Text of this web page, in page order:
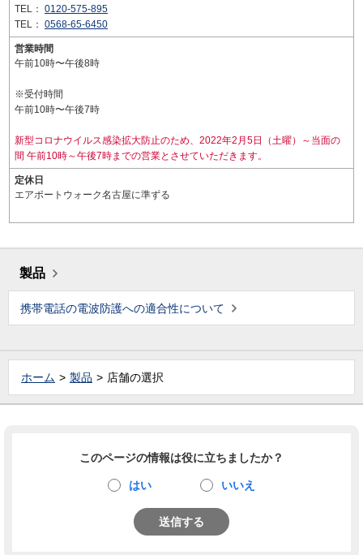
TEL： 0120-575-895
TEL： 0568-65-6450
営業時間
午前10時〜午後8時
※受付時間
午前10時〜午後7時
新型コロナウイルス感染拡大防止のため、2022年2月5日（土曜）～当面の
間 午前10時～午後7時までの営業とさせていただきます。
定休日
エアポートウォーク名古屋に準ずる
製品
携帯電話の電波防護への適合性について
ホーム 製品 店舗の選択
このページの情報は役に立ちましたか？
はい いいえ
送信する